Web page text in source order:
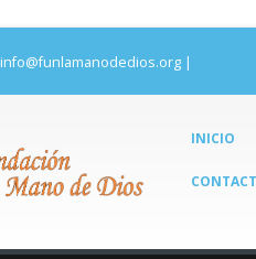
info@funlamanodedios.org |
INICIO